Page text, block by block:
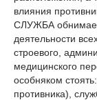
влияния
СЛУЖБА
деятельности
строевого,
медицинского
особняком
противника),